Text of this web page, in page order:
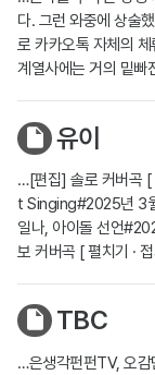
다. 그런 와중에 상술
로 카카오톡 자체의
계열사에는 거의 밑빠
유이
…[편집] 솔로 커버곡 [
t Singing#2025년 3
일나, 아이돌 선언
보 커버곡 [ 펼치기 ·
TBC
…은생각펀펀TV, 오감